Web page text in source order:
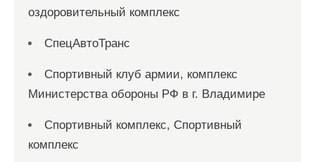
оздоровительный комплекс
СпецАвтоТранс
Спортивный клуб армии, комплекс
Министерства обороны РФ в г. Владимире
Спортивный комплекс, Спортивный
комплекс